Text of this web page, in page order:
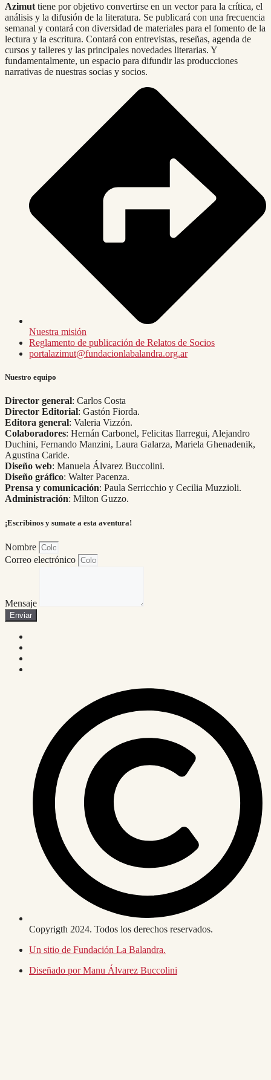
Azimut tiene por objetivo convertirse en un vector para la crítica, el
análisis y la difusión de la literatura. Se publicará con una frecuencia
semanal y contará con diversidad de materiales para el fomento de la
lectura y la escritura. Contará con entrevistas, reseñas, agenda de
cursos y talleres y las principales novedades literarias. Y
fundamentalmente, un espacio para difundir las producciones
narrativas de nuestras socias y socios.
Nuestra misión
Reglamento de publicación de Relatos de Socios
portalazimut@fundacionlabalandra.org.ar
Nuestro equipo
Director general: Carlos Costa
Director Editorial: Gastón Fiorda.
Editora general: Valeria Vizzón.
Colaboradores: Hernán Carbonel, Felicitas Ilarregui, Alejandro
Duchini, Fernando Manzini, Laura Galarza, Mariela Ghenadenik,
Agustina Caride.
Diseño web: Manuela Álvarez Buccolini.
Diseño gráfico: Walter Pacenza.
Prensa y comunicación: Paula Serricchio y Cecilia Muzzioli.
Administración: Milton Guzzo.
¡Escribinos y sumate a esta aventura!
Nombre
Correo electrónico
Mensaje
Enviar
Copyrigth 2024. Todos los derechos reservados.
Un sitio de Fundación La Balandra.
Diseñado por Manu Álvarez Buccolini